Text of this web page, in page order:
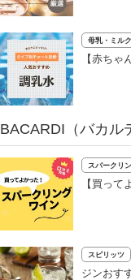
母乳・ミル
【赤ち
BACARDI（バカル
スパークリ
【買っ
スピリッツ
ジンおす